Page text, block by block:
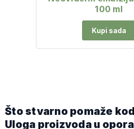
100 ml
Kupi sada
Što stvarno pomaže
Uloga proizvoda u